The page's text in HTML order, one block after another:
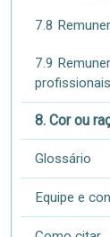
7.8
7.9
profissionais
8. Cor ou
Glossário
Equipe e